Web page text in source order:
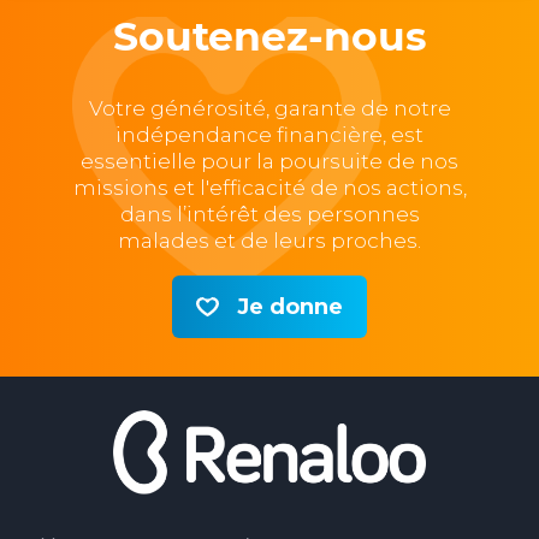
Soutenez-nous
Votre générosité, garante de notre
indépendance financière, est
essentielle pour la poursuite de nos
missions et l'efficacité de nos actions,
dans l’intérêt des personnes
malades et de leurs proches.
Je donne